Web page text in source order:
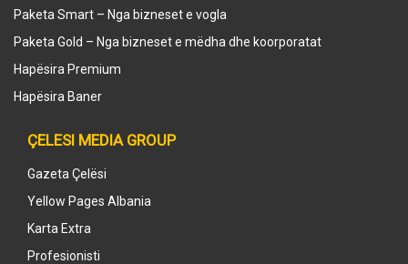
Paketa Smart – Nga bizneset e vogla
Paketa Gold – Nga bizneset e mëdha dhe koorporatat
Hapësira Premium
Hapësira Baner
ÇELESI MEDIA GROUP
Gazeta Çelësi
Yellow Pages Albania
Karta Extra
Profesionisti